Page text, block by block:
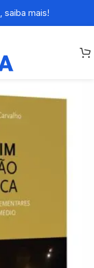
saiba mais!